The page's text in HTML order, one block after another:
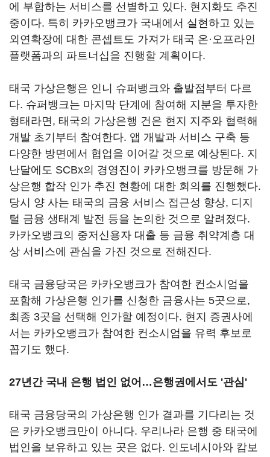
에 부합하는 서비스를 선별하고 있다. 현지화도 추진
중이다. 특히 카카오뱅크가 국내에서 실현하고 있는
외연확장에 대한 콘셉트도 가져가 태국 온·오프라인
플랫폼과의 파트너십을 진행할 계획이다.
태국 가상은행은 인니 슈퍼뱅크와 출발점부터 다르
다. 슈퍼뱅크는 마지막 단계에 참여해 지분을 투자한
형태라면, 태국의 가상은행 건은 현지 지주와 협력해
개발 초기부터 참여한다. 앱 개발과 서비스 구축 등
다양한 방면에서 협업을 이어갈 것으로 예상된다. 지
난달에도 SCBx의 경영진이 카카오뱅크를 방문해 가
상은행 합작 인가 추진 현황에 대한 회의를 진행했다.
당시 양 사는 태국의 금융 서비스 접근성 향상, 디지
털 금융 생태계 발전 등을 논의한 것으로 알려졌다.
카카오뱅크의 중저신용자 대출 등 금융 취약계층 대
상 서비스에 관심을 가진 것으로 전해진다.
태국 금융당국은 카카오뱅크가 참여한 컨소시엄을
포함해 가상은행 인가를 신청한 금융사는 5곳으로,
최종 3곳을 선택해 인가할 예정이다. 현지 증권사에
서는 카카오뱅크가 참여한 컨소시엄을 유력 후보로
꼽기도 했다.
27년간 국내 은행 법인 없어…은행권에서도 '관심'
태국 금융당국의 가상은행 인가 결과를 기다리는 것
은 카카오뱅크만이 아니다. 우리나라 은행 중 태국에
법인을 보유하고 있는 곳은 없다. 인도네시아와 캄보